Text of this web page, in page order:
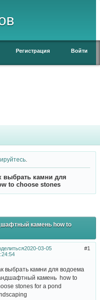
Регистрация Войти
выбрать камни для
to choose stones
камень how to
1
2020-03-05
выбрать камни для водоема
камень how to
stones for a pond